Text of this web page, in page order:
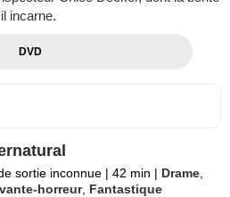
incarne.
DVD
sortie inconnue | 42 min | Drame
horreur, Fantastique